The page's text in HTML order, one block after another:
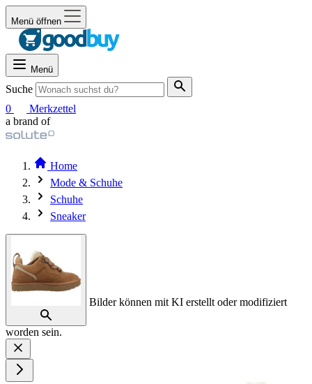
Menü öffnen
Menü
Suche
0
Merkzettel
a brand of
Home
Mode & Schuhe
Schuhe
Sneaker
Bilder können mit KI erstellt oder modifiziert
worden sein.